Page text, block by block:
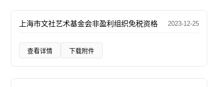
上海市文社艺术基金会非盈利组织免税资格 2023-12-25
查看详情 下载附件